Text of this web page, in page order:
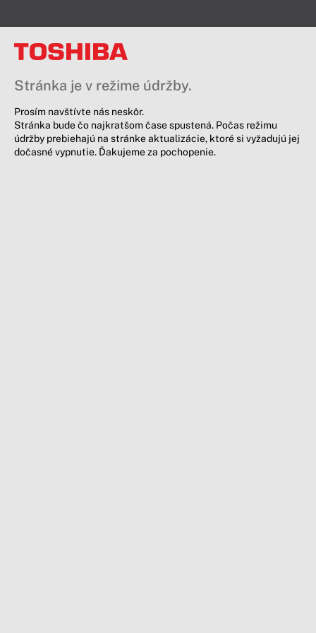
Stránka je v režime údržby.
Prosím navštívte nás neskôr.
Stránka bude čo najkratšom čase spustená. Počas režimu
údržby prebiehajú na stránke aktualizácie, ktoré si vyžadujú jej
dočasné vypnutie. Ďakujeme za pochopenie.